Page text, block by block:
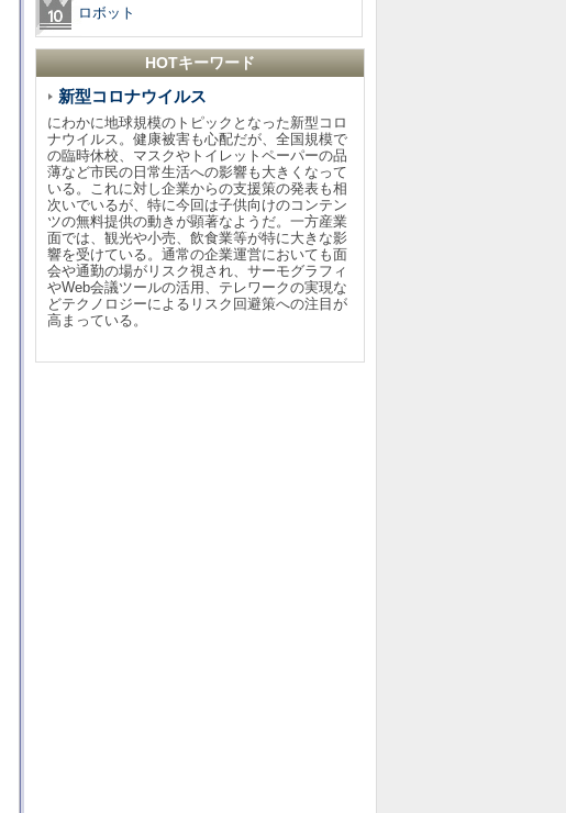
ロボット
HOTキーワード
新型コロナウイルス
にわかに地球規模のトピックとなった新型コロ
ナウイルス。健康被害も心配だが、全国規模で
の臨時休校、マスクやトイレットペーパーの品
薄など市民の日常生活への影響も大きくなって
いる。これに対し企業からの支援策の発表も相
次いでいるが、特に今回は子供向けのコンテン
ツの無料提供の動きが顕著なようだ。一方産業
面では、観光や小売、飲食業等が特に大きな影
響を受けている。通常の企業運営においても面
会や通勤の場がリスク視され、サーモグラフィ
やWeb会議ツールの活用、テレワークの実現な
どテクノロジーによるリスク回避策への注目が
高まっている。